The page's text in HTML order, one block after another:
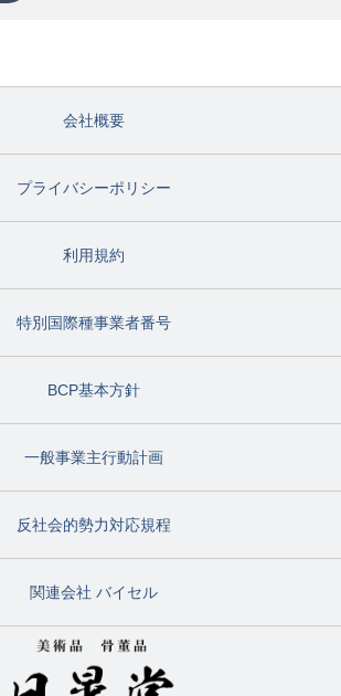
会社概要
プライバシーポリシー
利用規約
特別国際種事業者番号
BCP基本方針
一般事業主行動計画
反社会的勢力対応規程
関連会社 バイセル